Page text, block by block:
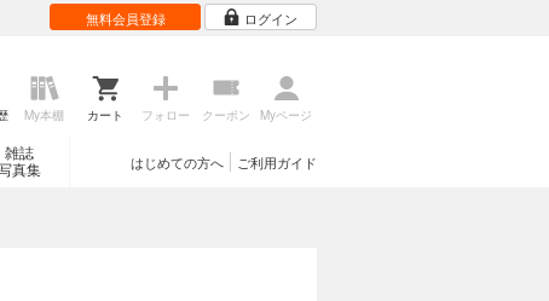
無料会員登録 ログイン
My本棚 カート フォロー クーポン Myページ
雑誌
真集
ご利用ガイド
はじめての方へ